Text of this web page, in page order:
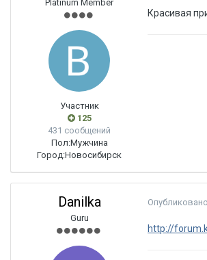
Platinum Member
Участник
125
431 сообщений
Пол:Мужчина
Город:Новосибирск
Красивая
Danilka
Guru
Опубликовано
http://